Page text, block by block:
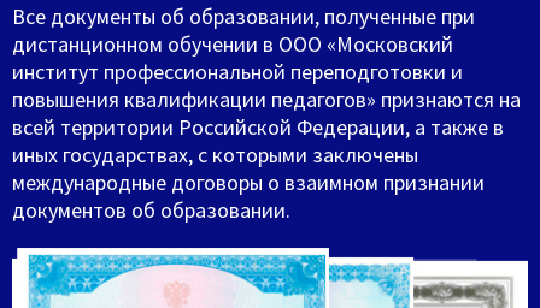
Все документы об образовании, полученные при
дистанционном обучении в ООО «Московский
институт профессиональной переподготовки и
повышения квалификации педагогов» признаются на
всей территории Российской Федерации, а также в
иных государствах, с которыми заключены
международные договоры о взаимном признании
документов об образовании.